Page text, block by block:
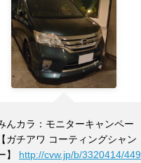
んカラ：モニターキャンペー
ガチアワ コーティングシャン
】 http://cvw.jp/b/3320414/449